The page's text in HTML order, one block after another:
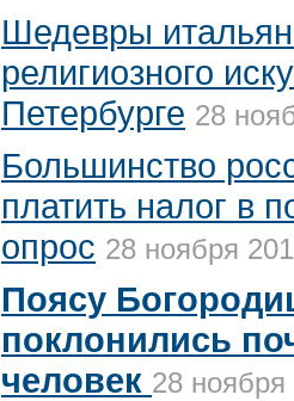
Шедевры
религиозного
Петербурге 28
Большинство
платить налог в
опрос 28 ноября
Поясу
поклонились
человек 28 ноября